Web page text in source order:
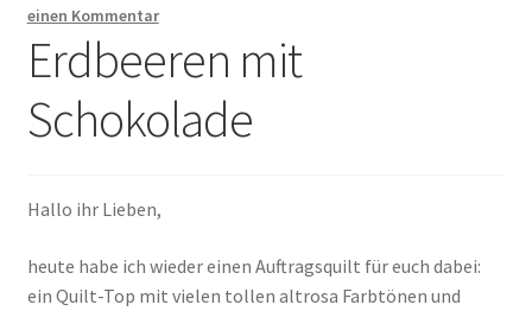
Blog
Datenschutzbelehrung
Datenschutzerklärung
Impressum
Impressum
einen Kommentar
Erdbeeren mit
Schokolade
Hallo ihr Lieben,
heute habe ich wieder einen Auftragsquilt für euch dabei:
ein Quilt-Top mit vielen tollen altrosa Farbtönen und